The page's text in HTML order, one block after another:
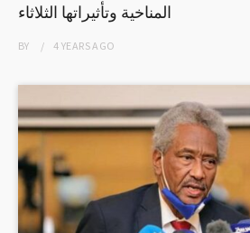
المناخية وتأثيراتها الثلاثاء
BY 4 YEARSAGO